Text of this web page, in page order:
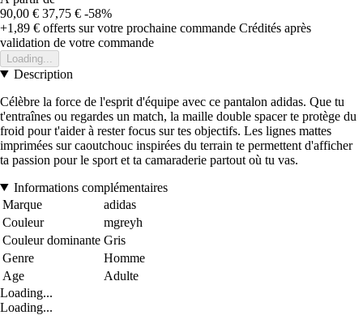
90,00 € 37,75 € -58%
+1,89 € offerts sur votre prochaine commande Crédités après
validation de votre commande
Loading...
Description
Célèbre la force de l'esprit d'équipe avec ce pantalon adidas. Que tu
t'entraînes ou regardes un match, la maille double spacer te protège du
froid pour t'aider à rester focus sur tes objectifs. Les lignes mattes
imprimées sur caoutchouc inspirées du terrain te permettent d'afficher
ta passion pour le sport et ta camaraderie partout où tu vas.
Informations complémentaires
Marque
adidas
Couleur
mgreyh
Couleur dominante Gris
Genre
Homme
Age
Adulte
Loading...
Loading...